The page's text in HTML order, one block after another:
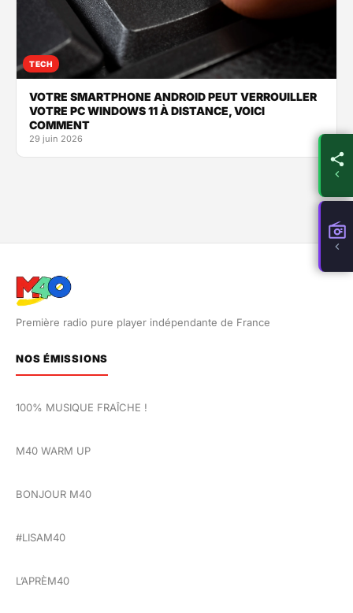
TECH
VOTRE SMARTPHONE ANDROID PEUT VERROUILLER
VOTRE PC WINDOWS 11 À DISTANCE, VOICI
COMMENT
29 juin 2026
Première radio pure player indépendante de France
NOS ÉMISSIONS
100% MUSIQUE FRAÎCHE !
M40 WARM UP
BONJOUR M40
#LISAM40
L’APRÈM40